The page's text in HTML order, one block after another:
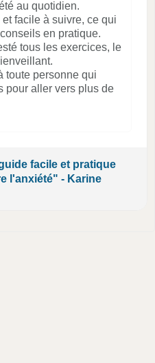
au quotidien.
facile à suivre, ce qui
en pratique.
tous les exercices, le
toute personne qui
pour aller vers plus de
facile et pratique
l'anxiété" - Karine